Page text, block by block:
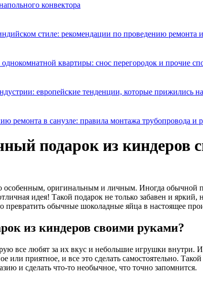
конвектора
стиле: рекомендации по проведению ремонта и
квартиры: снос перегородок и прочие
европейские тенденции, которые прижились
ремонта в санузле: правила монтажа трубопровода и
подарок из киндеров
особенным, оригинальным и личным. Иногда
идея! Такой подарок не только забавен и
превратить обычные шоколадные яйца в настоящее
из киндеров своими руками?
все любят за их вкус и небольшие игрушки
или приятное, и все это сделать самостоятельно.
и сделать что-то необычное, что точно запомнится.